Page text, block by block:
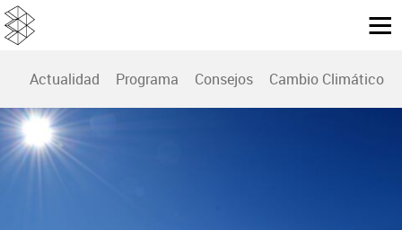
Actualidad Programa Consejos Cambio Climático